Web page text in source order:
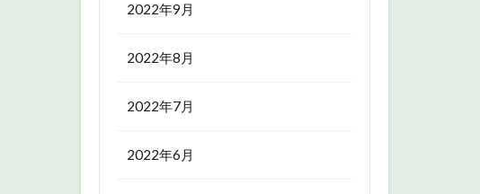
2022年9月
2022年8月
2022年7月
2022年6月